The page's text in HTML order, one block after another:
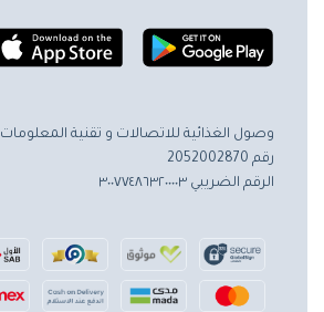
وصول الغذائية للاتصالات و تقنية المعلومات
رقم 2052002870
الرقم الضريبي ٣٠٠٧٧٤٨٦٣٢٠٠٠٠٣